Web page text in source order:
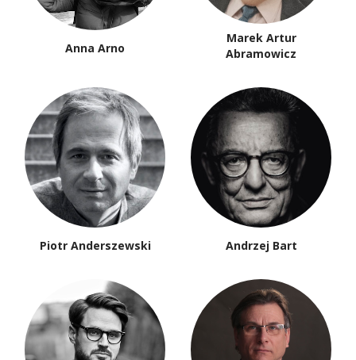
Anna Arno
Marek Artur
Abramowicz
Piotr Anderszewski Andrzej Bart